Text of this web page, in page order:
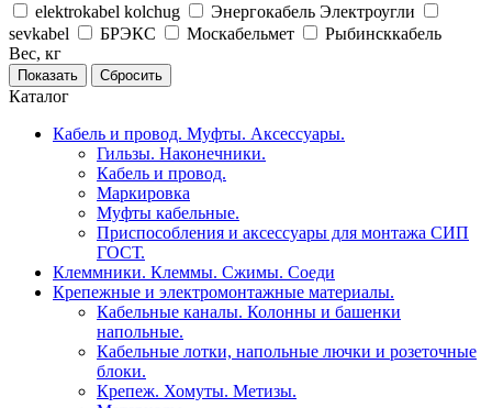
elektrokabel kolchug
Энергокабель Электроугли
sevkabel
БРЭКС Москабельмет
Рыбинсккабель
Вес, кг
Каталог
Кабель и провод. Муфты. Аксессуары.
Гильзы. Наконечники.
Кабель и провод.
Маркировка
Муфты кабельные.
Приспособления и аксессуары для монтажа СИП
ГОСТ.
Клеммники. Клеммы. Сжимы. Соеди
Крепежные и электромонтажные материалы.
Кабельные каналы. Колонны и башенки
напольные.
Кабельные лотки, напольные лючки и розеточные
блоки.
Крепеж. Хомуты. Метизы.